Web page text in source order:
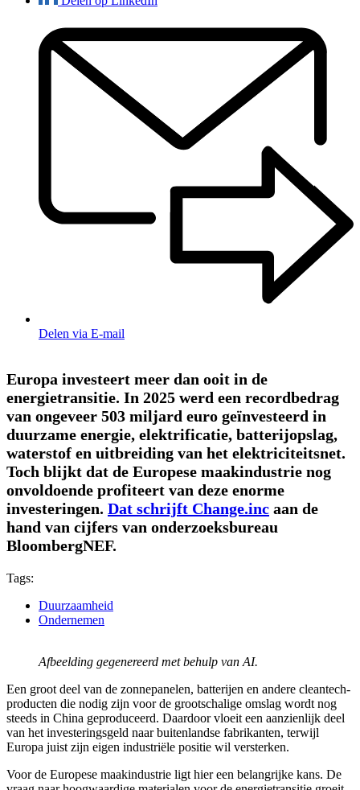
Delen via E-mail
Europa investeert meer dan ooit in de
energietransitie. In 2025 werd een recordbedrag
van ongeveer 503 miljard euro geïnvesteerd in
duurzame energie, elektrificatie, batterijopslag,
waterstof en uitbreiding van het elektriciteitsnet.
Toch blijkt dat de Europese maakindustrie nog
onvoldoende profiteert van deze enorme
investeringen. Dat schrijft Change.inc aan de
hand van cijfers van onderzoeksbureau
BloombergNEF.
Tags:
Duurzaamheid
Ondernemen
Afbeelding gegenereerd met behulp van AI.
Een groot deel van de zonnepanelen, batterijen en andere cleantech-
producten die nodig zijn voor de grootschalige omslag wordt nog
steeds in China geproduceerd. Daardoor vloeit een aanzienlijk deel
van het investeringsgeld naar buitenlandse fabrikanten, terwijl
Europa juist zijn eigen industriële positie wil versterken.
Voor de Europese maakindustrie ligt hier een belangrijke kans. De